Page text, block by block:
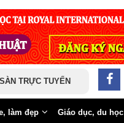
SÀN TRỰC TUYẾN
làm đẹp Giáo dục, du học